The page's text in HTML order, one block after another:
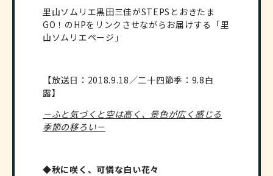
里山ソムリエ黒田三佳がSTEPSとおきたま
GO！のHPをリンクさせながらお届けする「里
山ソムリエページ」
【放送日：2018.9.18／二十四節季：9.8白
露】
－ふと気づくと空は高く、景色が広く感じる
季節の移ろい－
◆秋に咲く、可憐な白い花々